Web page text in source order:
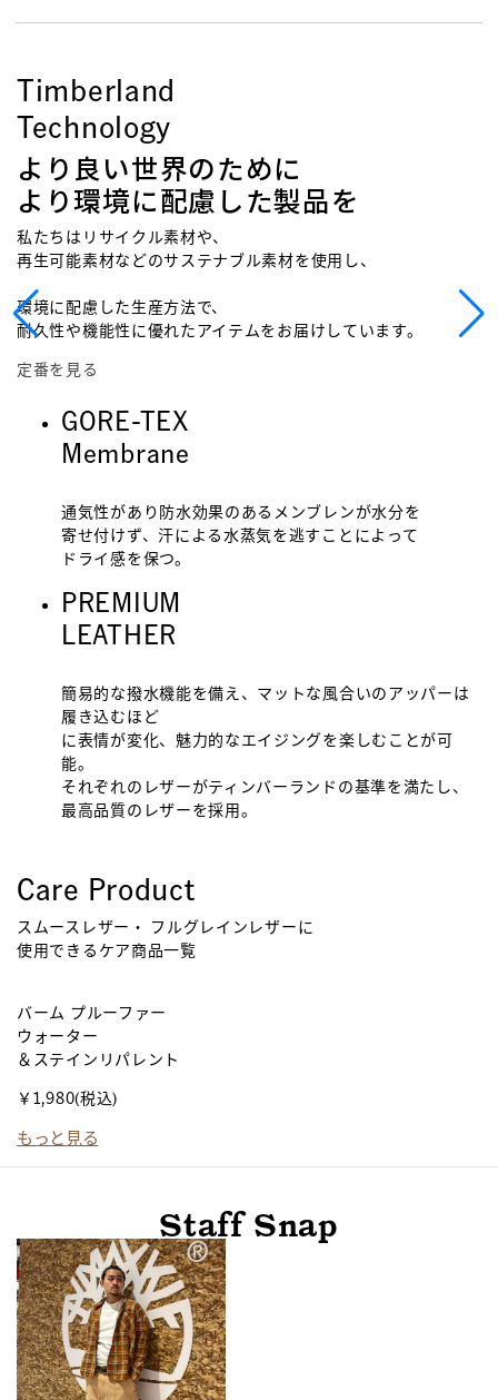
Timberland
Technology
より良い世界のために
より環境に配慮した製品を
私たちはリサイクル素材や、
再生可能素材などのサステナブル素材を使用し、
環境に配慮した生産方法で、
耐久性や機能性に優れたアイテムをお届けしています。
定番を見る
GORE-TEX
Membrane
通気性があり防水効果のあるメンブレンが水分を
寄せ付けず、汗による水蒸気を逃すことによって
ドライ感を保つ。
PREMIUM
LEATHER
簡易的な撥水機能を備え、マットな風合いのアッパーは
履き込むほど
に表情が変化、魅力的なエイジングを楽しむことが可
能。
それぞれのレザーがティンバーランドの基準を満たし、
最高品質のレザーを採用。
Care Product
スムースレザー・ フルグレインレザーに
使用できるケア商品一覧
バーム プルーファー
ウォーター
＆ステインリパレント
￥1,980(税込)
もっと見る
Staff Snap